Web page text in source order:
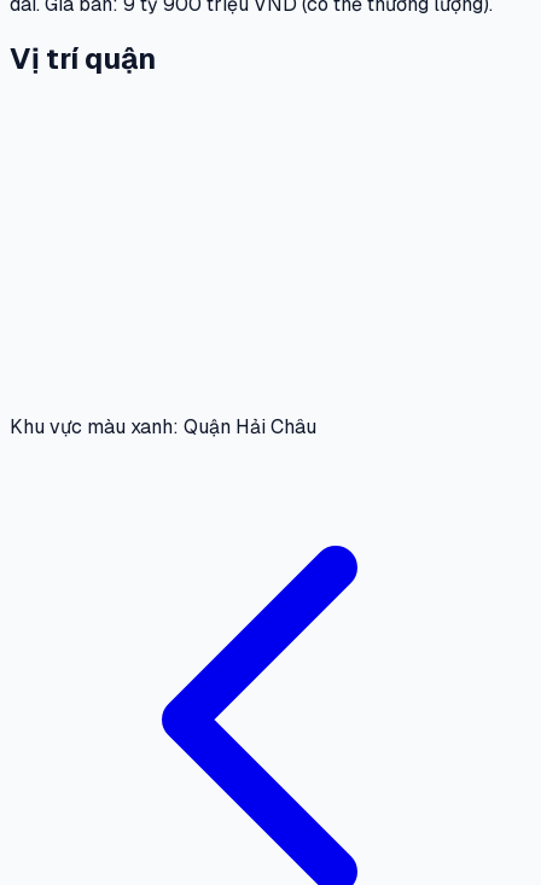
Vị trí quận
Khu vực màu xanh: Quận Hải Châu